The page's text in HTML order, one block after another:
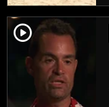
player2